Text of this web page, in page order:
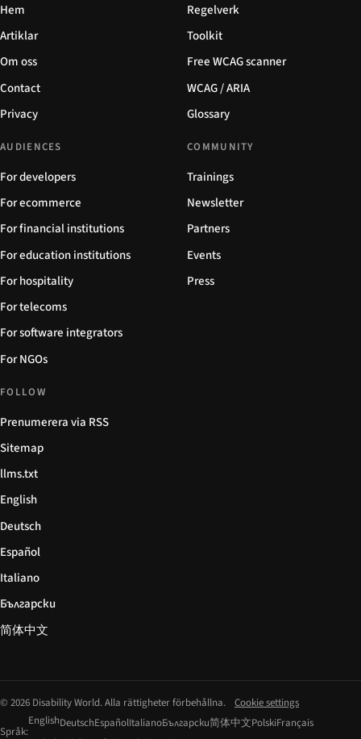
Hem
Artiklar
Om oss
Contact
Privacy
Regelverk
Toolkit
Free WCAG scanner
WCAG / ARIA
Glossary
AUDIENCES
For developers
For ecommerce
For financial institutions
For education institutions
For hospitality
For telecoms
For software integrators
For NGOs
COMMUNITY
Trainings
Newsletter
Partners
Events
Press
FOLLOW
Prenumerera via RSS
Sitemap
llms.txt
English
Deutsch
Español
Italiano
Български
简体中文
© 2026 Disability World. Alla rättigheter förbehållna. Cookie settings
Språk:
EnglishDeutschEspañolItalianoБългарски简体中文PolskiFrançais